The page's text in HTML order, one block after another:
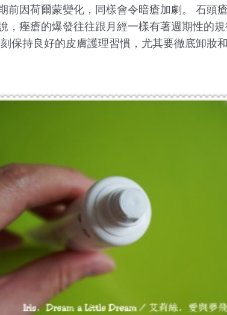
前因荷爾蒙變化，同樣會令暗瘡加劇。 石頭
，痤瘡的爆發往往跟月經一樣有著週期性的
保持良好的皮膚護理習慣，尤其要徹底卸妝